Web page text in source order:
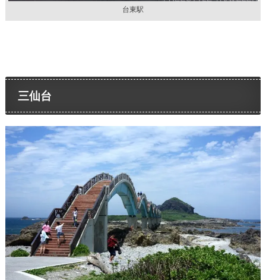
台東駅
三仙台